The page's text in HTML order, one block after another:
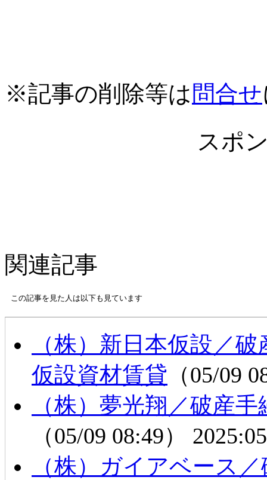
※記事の削除等は 問合せ
スポ
関連記事
この記事を見た人は以下も見ています
（株）新日本仮設／
仮設資材賃貸 （05/09
（株）夢光翔／破産
（05/09 08:49）
（株）ガイアベース